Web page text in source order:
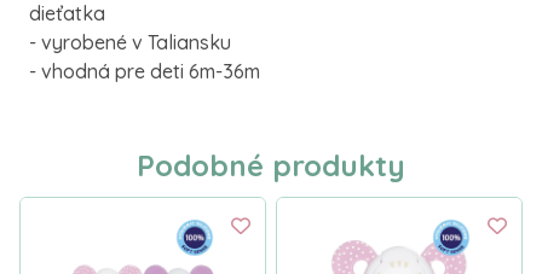
dieťatka
- vyrobené v Taliansku
- vhodná pre deti 6m-36m
Podobné produkty